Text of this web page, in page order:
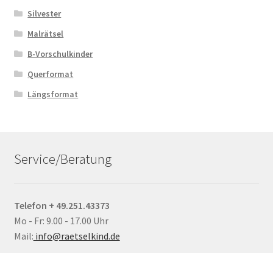
Silvester
Malrätsel
B-Vorschulkinder
Querformat
Längsformat
Service/Beratung
Telefon + 49.251.43373
Mo - Fr: 9.00 - 17.00 Uhr
Mail: info@raetselkind.de